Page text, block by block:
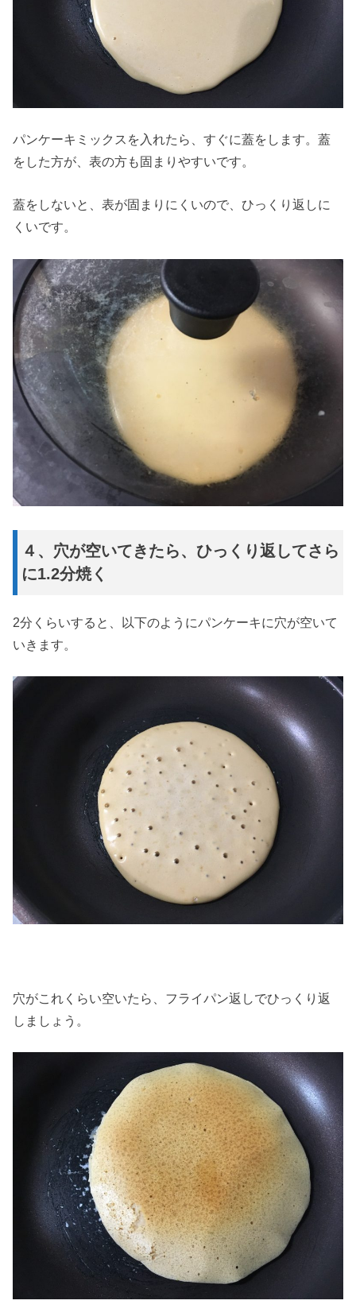
パンケーキミックスを入れたら、すぐに蓋をします。蓋
をした方が、表の方も固まりやすいです。
蓋をしないと、表が固まりにくいので、ひっくり返しに
くいです。
４、穴が空いてきたら、ひっくり返してさら
に1.2分焼く
2分くらいすると、以下のようにパンケーキに穴が空いて
いきます。
穴がこれくらい空いたら、フライパン返しでひっくり返
しましょう。